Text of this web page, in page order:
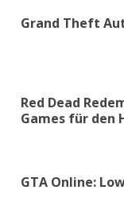
Grand Theft
Red Dead
Games für den
GTA Online: